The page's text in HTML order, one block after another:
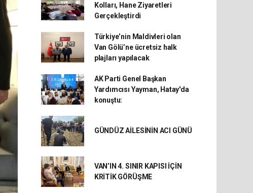
Kolları, Hane Ziyaretleri
Gerçekleştirdi
Türkiye’nin Maldivleri olan
Van Gölü’ne ücretsiz halk
plajları yapılacak
AK Parti Genel Başkan
Yardımcısı Yayman, Hatay'da
konuştu:
GÜNDÜZ AİLESİNİN ACI GÜNÜ
VAN’IN 4. SINIR KAPISI İÇİN
KRİTİK GÖRÜŞME